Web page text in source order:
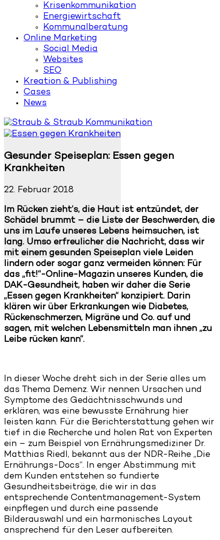
Krisenkommunikation
Energiewirtschaft
Kommunalberatung
Online Marketing
Social Media
Websites
SEO
Kreation & Publishing
Cases
News
Gesunder Speiseplan: Essen gegen
Krankheiten
22. Februar 2018
Im Rücken zieht‘s, die Haut ist entzündet, der
Schädel brummt – die Liste der Beschwerden, die
uns im Laufe unseres Lebens heimsuchen, ist
lang. Umso erfreulicher die Nachricht, dass wir
mit einem gesunden Speiseplan viele Leiden
lindern oder sogar ganz vermeiden können: Für
das „fit!“-Online-Magazin unseres Kunden, die
DAK-Gesundheit, haben wir daher die Serie
„Essen gegen Krankheiten“ konzipiert. Darin
klären wir über Erkrankungen wie Diabetes,
Rückenschmerzen, Migräne und Co. auf und
sagen, mit welchen Lebensmitteln man ihnen „zu
Leibe rücken kann“.
In dieser Woche dreht sich in der Serie alles um
das Thema Demenz. Wir nennen Ursachen und
Symptome des Gedächtnisschwunds und
erklären, was eine bewusste Ernährung hier
leisten kann. Für die Berichterstattung gehen wir
tief in die Recherche und holen Rat von Experten
ein – zum Beispiel von Ernährungsmediziner Dr.
Matthias Riedl, bekannt aus der NDR-Reihe „Die
Ernährungs-Docs“. In enger Abstimmung mit
dem Kunden entstehen so fundierte
Gesundheitsbeiträge, die wir in das
entsprechende Contentmanagement-System
einpflegen und durch eine passende
Bilderauswahl und ein harmonisches Layout
ansprechend für den Leser aufbereiten.